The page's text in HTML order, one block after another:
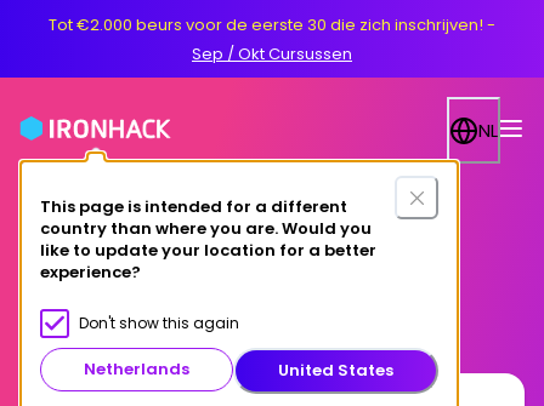
Tot €2.000 beurs voor de eerste 30 die zich inschrijven! -
Sep / Okt Cursussen
This page is intended for a different
country than where you are. Would you
like to update your location for a better
experience?
Don't show this again
Netherlands United States
NL
Online
AI-Driven UX/UI Design